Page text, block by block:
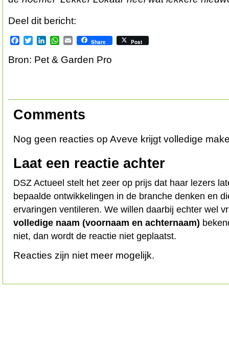
Deel dit bericht:
Facebook
TwitterLinkedInWhatsApp
EmailShare Post
Bron: Pet & Garden Pro
Comments
Nog geen reacties op Aveve krijgt volledige
Laat een reactie achter
DSZ Actueel stelt het zeer op prijs dat haar lezers
bepaalde ontwikkelingen in de branche denken en
ervaringen ventileren. We willen daarbij echter wel
volledige naam (voornaam en achternaam)
niet, dan wordt de reactie niet geplaatst.
Reacties zijn niet meer mogelijk.